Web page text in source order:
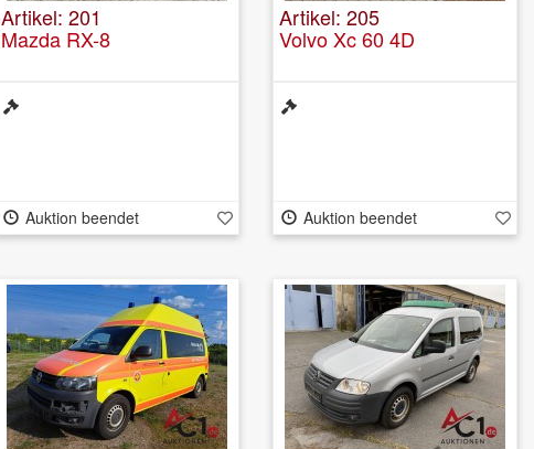
Artikel: 201
Mazda RX-8
Auktion beendet
Artikel: 205
Volvo Xc 60 4D
Auktion beendet